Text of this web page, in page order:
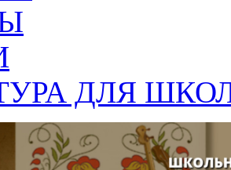
ДЛЯ